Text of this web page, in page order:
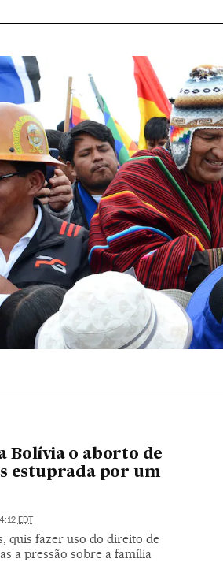
Bolívia o aborto de
estuprada por um
EDT
quis fazer uso do direito de
a pressão sobre a família